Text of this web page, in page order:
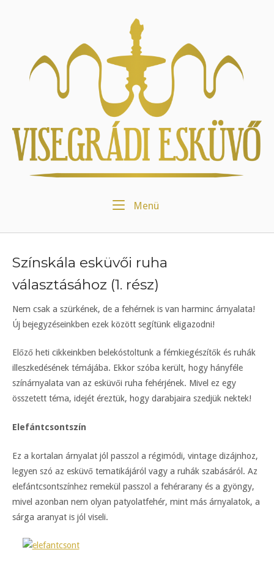
Menü
Színskála esküvői ruha
választásához (1. rész)
Nem csak a szürkének, de a fehérnek is van harminc árnyalata!
Új bejegyzéseinkben ezek között segítünk eligazodni!
Előző heti cikkeinkben belekóstoltunk a fémkiegészítők és ruhák
illeszkedésének témájába. Ekkor szóba került, hogy hányféle
színárnyalata van az esküvői ruha fehérjének. Mivel ez egy
összetett téma, idejét éreztük, hogy darabjaira szedjük nektek!
Elefántcsontszín
Ez a kortalan árnyalat jól passzol a régimódi, vintage dizájnhoz,
legyen szó az esküvő tematikájáról vagy a ruhák szabásáról. Az
elefántcsontszínhez remekül passzol a fehérarany és a gyöngy,
mivel azonban nem olyan patyolatfehér, mint más árnyalatok, a
sárga aranyat is jól viseli.